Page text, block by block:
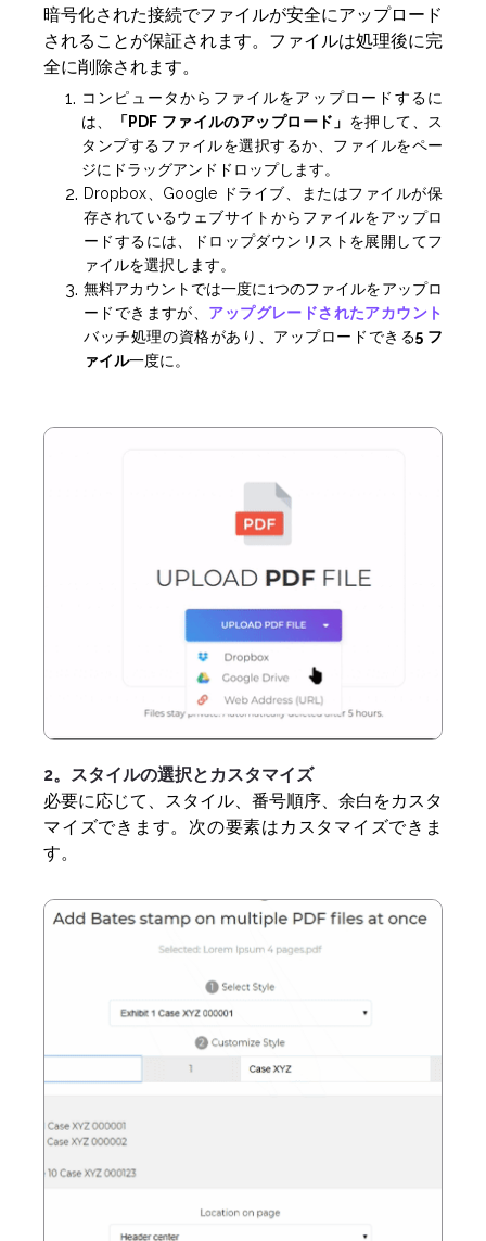
暗号化された接続でファイルが安全にアップロード
されることが保証されます。ファイルは処理後に完
全に削除されます。
コンピュータからファイルをアップロードするに
は、
「PDF ファイルのアップロード」 を押して、ス
タンプするファイルを選択するか、ファイルをペー
ジにドラッグアンドドロップします。
Dropbox、Google ドライブ、またはファイルが保
存されているウェブサイトからファイルをアップロ
ードするには、ドロップダウンリストを展開してフ
ァイルを選択します。
無料アカウントでは一度に1つのファイルをアップロ
ードできますが、 アップグレードされたアカウント
バッチ処理の資格があり、アップロードできる5 フ
ァイル一度に。
2。スタイルの選択とカスタマイズ
必要に応じて、スタイル、番号順序、余白をカスタ
マイズできます。次の要素はカスタマイズできま
す。